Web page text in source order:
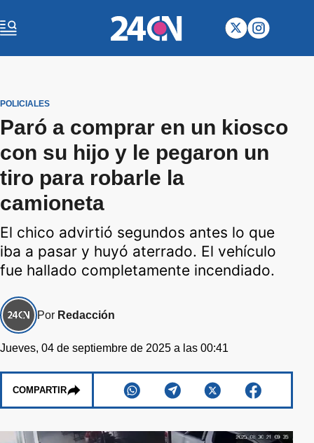
POLICIALES
Paró a comprar en un kiosco
con su hijo y le pegaron un
tiro para robarle la
camioneta
El chico advirtió segundos antes lo que
iba a pasar y huyó aterrado. El vehículo
fue hallado completamente incendiado.
Por Redacción
Jueves, 04 de septiembre de 2025 a las 00:41
COMPARTIR